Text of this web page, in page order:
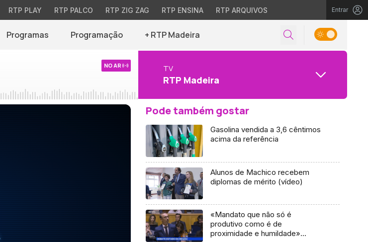
RTP PLAY RTP PALCO RTP ZIG ZAG RTP ENSINA RTP ARQUIVOS Entrar
Programas Programação + RTP Madeira
NO AR TV
RTP Madeira
Pode também gostar
Gasolina vendida a 3,6 cêntimos
acima da referência
Alunos de Machico recebem
diplomas de mérito (vídeo)
«Mandato que não só é
produtivo como é de
proximidade e humildade»